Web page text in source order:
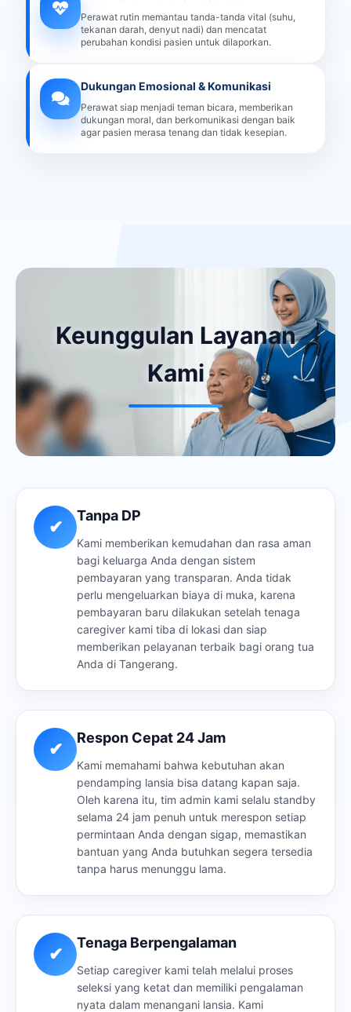
Perawat rutin memantau tanda-tanda vital (suhu,
tekanan darah, denyut nadi) dan mencatat
perubahan kondisi pasien untuk dilaporkan.
Dukungan Emosional & Komunikasi
Perawat siap menjadi teman bicara, memberikan
dukungan moral, dan berkomunikasi dengan baik
agar pasien merasa tenang dan tidak kesepian.
Keunggulan Layanan
Kami
✔
Tanpa DP
Kami memberikan kemudahan dan rasa aman
bagi keluarga Anda dengan sistem
pembayaran yang transparan. Anda tidak
perlu mengeluarkan biaya di muka, karena
pembayaran baru dilakukan setelah tenaga
caregiver kami tiba di lokasi dan siap
memberikan pelayanan terbaik bagi orang tua
Anda di Tangerang.
✔
Respon Cepat 24 Jam
Kami memahami bahwa kebutuhan akan
pendamping lansia bisa datang kapan saja.
Oleh karena itu, tim admin kami selalu standby
selama 24 jam penuh untuk merespon setiap
permintaan Anda dengan sigap, memastikan
bantuan yang Anda butuhkan segera tersedia
tanpa harus menunggu lama.
✔
Tenaga Berpengalaman
Setiap caregiver kami telah melalui proses
seleksi yang ketat dan memiliki pengalaman
nyata dalam menangani lansia. Kami